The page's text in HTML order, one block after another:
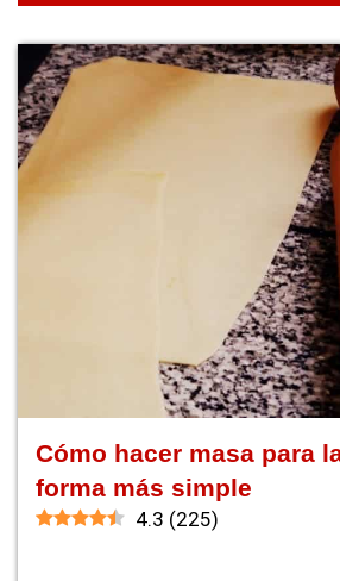
Cómo hacer masa para
forma más simple
4.3 (225)